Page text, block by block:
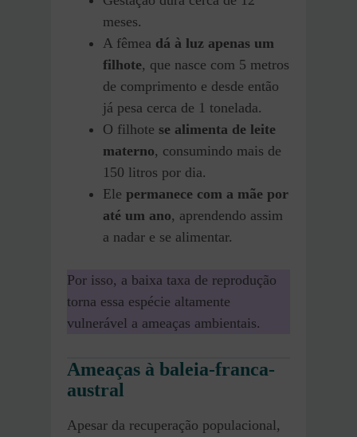
meses.
A fêmea dá à luz apenas um
filhote, que nasce com 5 metros
de comprimento e desde então
já pesa cerca de 1 tonelada.
O filhote se alimenta de leite
materno, consumindo mais de
150 litros por dia.
Ele permanece com a mãe por
até um ano, aprendendo assim
a nadar e se alimentar.
Por isso, a baixa taxa de reprodução
torna essa espécie altamente
vulnerável a ameaças ambientais.
Ameaças à baleia-franca-
austral
Apesar da recuperação populacional,